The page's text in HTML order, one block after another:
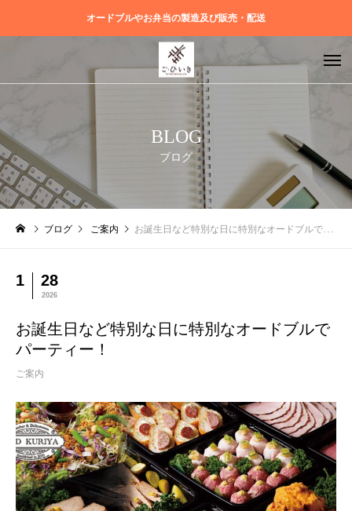
オードブルやお弁当の製造及び販売・配送
BLOG
ブログ
ブログ ご案内 お誕生日など特別な日に特別なオードブルでパーティー！
1 28
2026
お誕生日など特別な日に特別なオードブルで
パーティー！
ご案内